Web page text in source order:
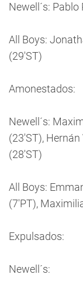
Newell´s: Pablo
All Boys:
(29'ST)
Amonestados:
Newell´s:
(23'ST),
(28'ST)
All Boys:
(7'PT),
Expulsados:
Newell´s: